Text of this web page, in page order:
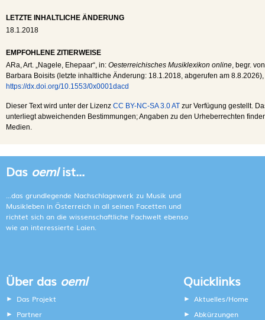
LETZTE INHALTLICHE ÄNDERUNG
18.1.2018
EMPFOHLENE ZITIERWEISE
ARa, Art. „Nagele, Ehepaar“, in: Oesterreichisches Musiklexikon online, begr.
Barbara Boisits (letzte inhaltliche Änderung: 18.1.2018, abgerufen am 8.8.2026),
https://dx.doi.org/10.1553/0x0001dacd
Dieser Text wird unter der Lizenz CC BY-NC-SA 3.0 AT zur Verfügung gestellt.
unterliegt abweichenden Bestimmungen; Angaben zu den Urheberrechten
Medien.
Das oemlist...
...das grundlegende Nachschlagewerk zu Musik und
Musikleben in Österreich in all seinen Facetten und
richtet sich an die wissenschaftliche Fachwelt ebenso
wie an interessierte Laien.
Über das oeml
Das Projekt
Partner
Quicklinks
Aktuelles/Home
Abkürzungen